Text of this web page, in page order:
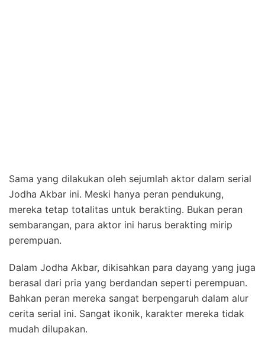
Sama yang dilakukan oleh sejumlah aktor dalam serial
Jodha Akbar ini. Meski hanya peran pendukung,
mereka tetap totalitas untuk berakting. Bukan peran
sembarangan, para aktor ini harus berakting mirip
perempuan.
Dalam Jodha Akbar, dikisahkan para dayang yang juga
berasal dari pria yang berdandan seperti perempuan.
Bahkan peran mereka sangat berpengaruh dalam alur
cerita serial ini. Sangat ikonik, karakter mereka tidak
mudah dilupakan.